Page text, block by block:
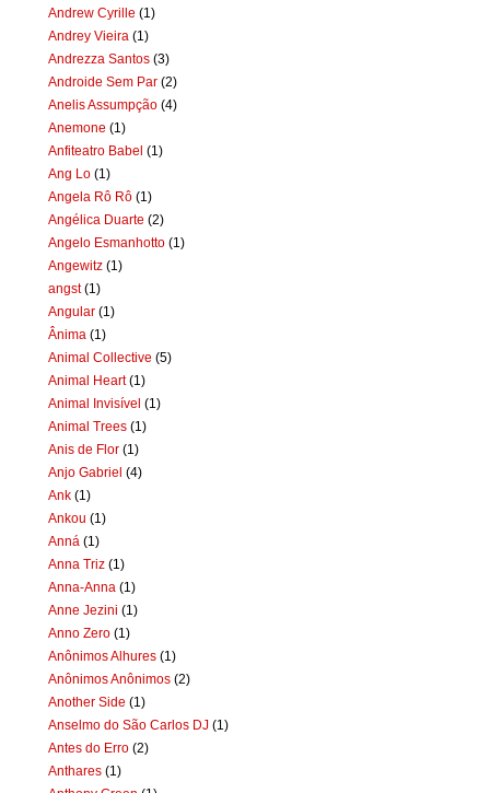
Andrew Cyrille (1)
Andrey Vieira (1)
Andrezza Santos (3)
Androide Sem Par (2)
Anelis Assumpção (4)
Anemone (1)
Anfiteatro Babel (1)
Ang Lo (1)
Angela Rô Rô (1)
Angélica Duarte (2)
Angelo Esmanhotto (1)
Angewitz (1)
angst (1)
Angular (1)
Ânima (1)
Animal Collective (5)
Animal Heart (1)
Animal Invisível (1)
Animal Trees (1)
Anis de Flor (1)
Anjo Gabriel (4)
Ank (1)
Ankou (1)
Anná (1)
Anna Triz (1)
Anna-Anna (1)
Anne Jezini (1)
Anno Zero (1)
Anônimos Alhures (1)
Anônimos Anônimos (2)
Another Side (1)
Anselmo do São Carlos DJ (1)
Antes do Erro (2)
Anthares (1)